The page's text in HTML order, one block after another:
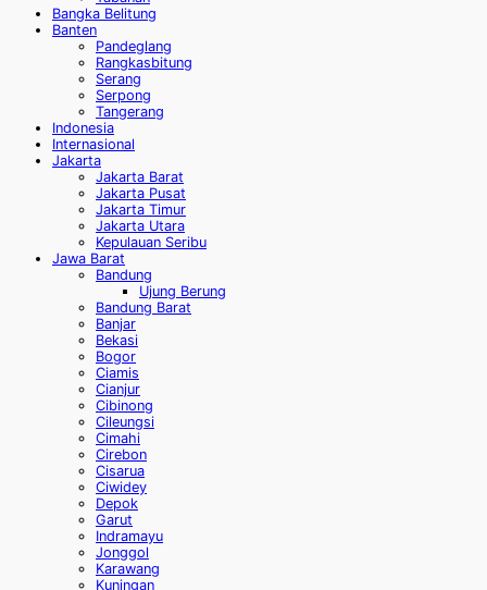
Bangka Belitung
Banten
Pandeglang
Rangkasbitung
Serang
Serpong
Tangerang
Indonesia
Internasional
Jakarta
Jakarta Barat
Jakarta Pusat
Jakarta Timur
Jakarta Utara
Kepulauan Seribu
Jawa Barat
Bandung
Ujung Berung
Bandung Barat
Banjar
Bekasi
Bogor
Ciamis
Cianjur
Cibinong
Cileungsi
Cimahi
Cirebon
Cisarua
Ciwidey
Depok
Garut
Indramayu
Jonggol
Karawang
Kuningan